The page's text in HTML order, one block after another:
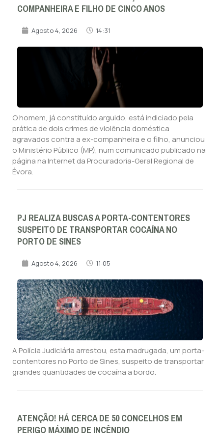
COMPANHEIRA E FILHO DE CINCO ANOS
Agosto 4, 2026 14:31
O homem, já constituído arguido, está indiciado pela
prática de dois crimes de violência doméstica
agravados contra a ex-companheira e o filho, anunciou
o Ministério Público (MP), num comunicado publicado na
página na Internet da Procuradoria-Geral Regional de
Évora.
PJ REALIZA BUSCAS A PORTA-CONTENTORES
SUSPEITO DE TRANSPORTAR COCAÍNA NO
PORTO DE SINES
Agosto 4, 2026 11:05
A Polícia Judiciária arrestou, esta madrugada, um porta-
contentores no Porto de Sines, suspeito de transportar
grandes quantidades de cocaína a bordo.
ATENÇÃO! HÁ CERCA DE 50 CONCELHOS EM
PERIGO MÁXIMO DE INCÊNDIO